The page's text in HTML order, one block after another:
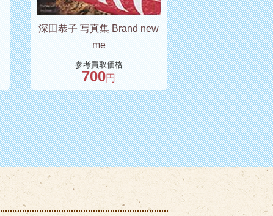
深田恭子 写真集 Brand new
me
参考買取価格
700円